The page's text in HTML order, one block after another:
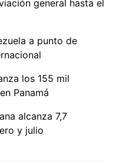
general hasta el
a punto de
los 155 mil
Panamá
alcanza 7,7
y julio